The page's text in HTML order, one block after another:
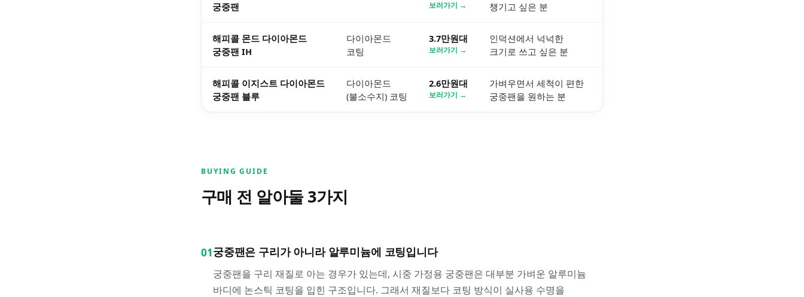
궁중팬
보러가기 →
챙기고 싶은 분
해피콜 몬드 다이아몬드
궁중팬 IH
다이아몬드
코팅
3.7만원대
보러가기 →
인덕션에서 넉넉한
크기로 쓰고 싶은 분
해피콜 이지스트 다이아몬드
궁중팬 블루
다이아몬드
(불소수지) 코팅
2.6만원대
보러가기 →
가벼우면서 세척이 편한
궁중팬을 원하는 분
BUYING GUIDE
구매 전 알아둘 3가지
01궁중팬은 구리가 아니라 알루미늄에 코팅입니다
궁중팬을 구리 재질로 아는 경우가 있는데, 시중 가정용 궁중팬은 대부분 가벼운 알루미늄
바디에 논스틱 코팅을 입힌 구조입니다. 그래서 재질보다 코팅 방식이 실사용 수명을